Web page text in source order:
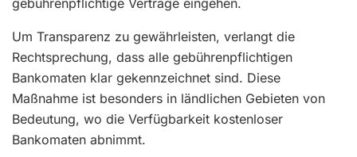
gebührenpflichtige Verträge eingehen.
Um Transparenz zu gewährleisten, verlangt die
Rechtsprechung, dass alle gebührenpflichtigen
Bankomaten klar gekennzeichnet sind. Diese
Maßnahme ist besonders in ländlichen Gebieten von
Bedeutung, wo die Verfügbarkeit kostenloser
Bankomaten abnimmt.